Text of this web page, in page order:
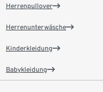
Herrenpullover
Herrenunterwäsche
Kinderkleidung
Babykleidung